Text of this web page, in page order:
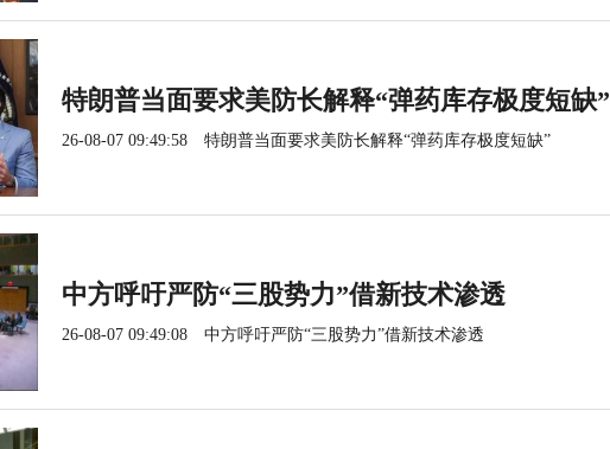
特朗普当面要求美防长解释“弹药库存极度短缺”
26-08-07 09:49:58 特朗普当面要求美防长解释“弹药库存极度短缺”
中方呼吁严防“三股势力”借新技术渗透
26-08-07 09:49:08 中方呼吁严防“三股势力”借新技术渗透